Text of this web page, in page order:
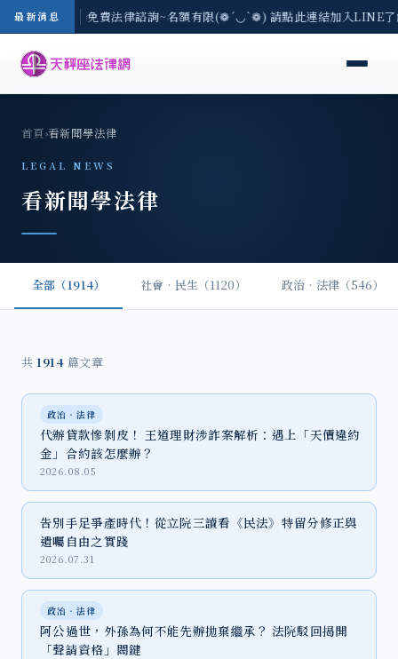
最新消息
-8/3(一) 現場免費法律諮詢~名額有限(❁´◡`❁) 請點此連結加入LINE
首頁›看新聞學法律
LEGAL NEWS
看新聞學法律
全部（1914） 社會‧民生（1120） 政治‧法律（546）
共 1914 篇文章
政治‧法律
代辦貸款慘剝皮！ 王道理財涉詐案解析：遇上「天價違約
金」合約該怎麼辦？
2026.08.05
告別手足爭產時代！從立院三讀看《民法》特留分修正與
遺囑自由之實踐
2026.07.31
政治‧法律
阿公過世，外孫為何不能先辦拋棄繼承？ 法院駁回揭開
「聲請資格」關鍵